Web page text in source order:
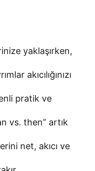
yaklaşırken,
akıcılığınızı
pratik ve
vs. then” artık
net, akıcı ve